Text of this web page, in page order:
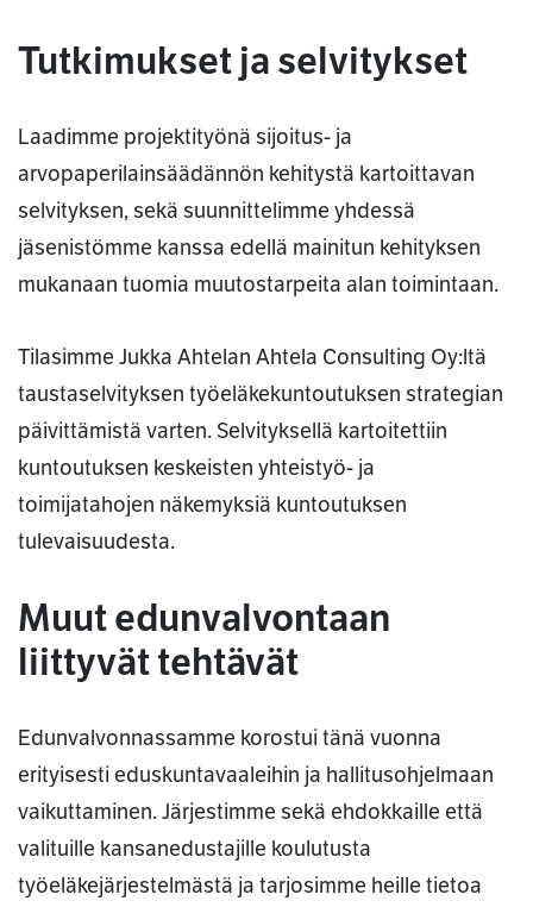
Tutkimukset ja selvitykset
Laadimme projektityönä sijoitus- ja
arvopaperilainsäädännön kehitystä kartoittavan
selvityksen, sekä suunnittelimme yhdessä
jäsenistömme kanssa edellä mainitun kehityksen
mukanaan tuomia muutostarpeita alan toimintaan.
Tilasimme Jukka Ahtelan Ahtela Consulting Oy:ltä
taustaselvityksen työeläkekuntoutuksen strategian
päivittämistä varten. Selvityksellä kartoitettiin
kuntoutuksen keskeisten yhteistyö- ja
toimijatahojen näkemyksiä kuntoutuksen
tulevaisuudesta.
Muut edunvalvontaan
liittyvät tehtävät
Edunvalvonnassamme korostui tänä vuonna
erityisesti eduskuntavaaleihin ja hallitusohjelmaan
vaikuttaminen. Järjestimme sekä ehdokkaille että
valituille kansanedustajille koulutusta
työeläkejärjestelmästä ja tarjosimme heille tietoa